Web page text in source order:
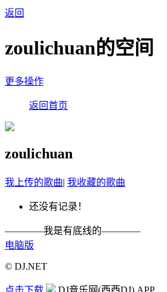
返回
zoulichuan的空间
更多操作
返回首页
zoulichuan
我上传的歌曲| 我收藏的歌曲
还没有记录！
————我是有底线的————
电脑版
© DJ.NET
点击下载 DJ音乐网(西西DJ) APP